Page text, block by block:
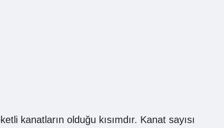
kanatların olduğu kısımdır. Kanat sayısı